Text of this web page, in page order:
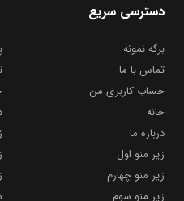
دسترسی سریع
برگه نمونه
تماس با ما
حساب کاربری من
خانه
درباره ما
زیر منو اول
زیر منو چهارم
زیر منو سوم